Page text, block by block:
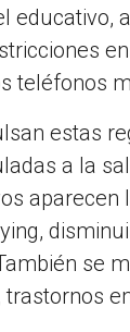
educativo,
teléfonos
estas
a la
se